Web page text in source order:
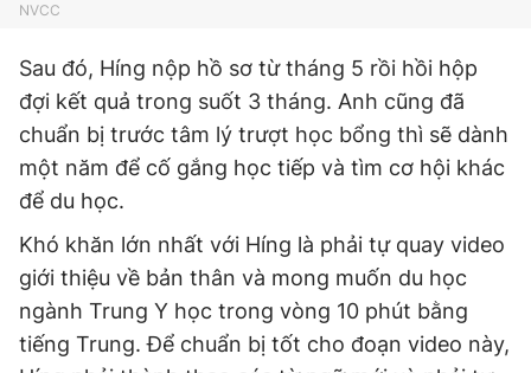
NVCC
Sau đó, Híng nộp hồ sơ từ tháng 5 rồi hồi hộp
đợi kết quả trong suốt 3 tháng. Anh cũng đã
chuẩn bị trước tâm lý trượt học bổng thì sẽ dành
một năm để cố gắng học tiếp và tìm cơ hội khác
để du học.
Khó khăn lớn nhất với Híng là phải tự quay video
giới thiệu về bản thân và mong muốn du học
ngành Trung Y học trong vòng 10 phút bằng
tiếng Trung. Để chuẩn bị tốt cho đoạn video này,